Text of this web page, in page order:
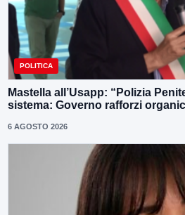
POLITICA
Mastella all’Usapp: “Polizia
sistema: Governo rafforzi
6 AGOSTO 2026